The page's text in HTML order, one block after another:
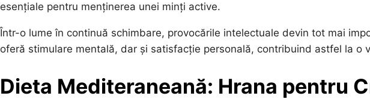
esențiale pentru menținerea unei minți active.
Într-o lume în continuă schimbare, provocările intelectuale devin tot mai
oferă stimulare mentală, dar și satisfacție personală, contribuind astfel la o
Dieta Mediteraneană: Hrana pentru